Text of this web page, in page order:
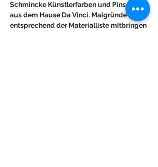
Schmincke Künstlerfarben und Pinseln
aus dem Hause Da Vinci. Malgründe bitte
entsprechend der Materialliste mitbringen